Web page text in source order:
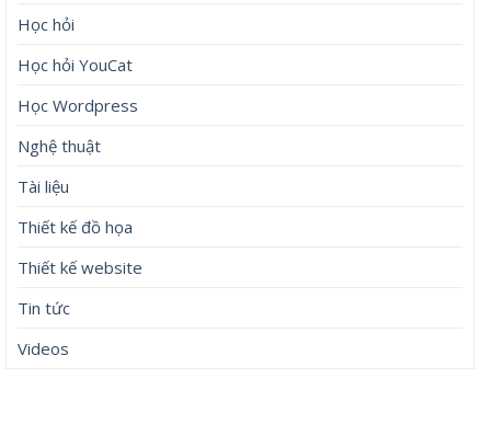
Học hỏi
Học hỏi YouCat
Học Wordpress
Nghệ thuật
Tài liệu
Thiết kế đồ họa
Thiết kế website
Tin tức
Videos